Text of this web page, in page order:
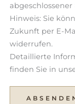
Hinweis: Sie
Zukunft per E-
widerrufen.
Detaillierte
finden Sie in